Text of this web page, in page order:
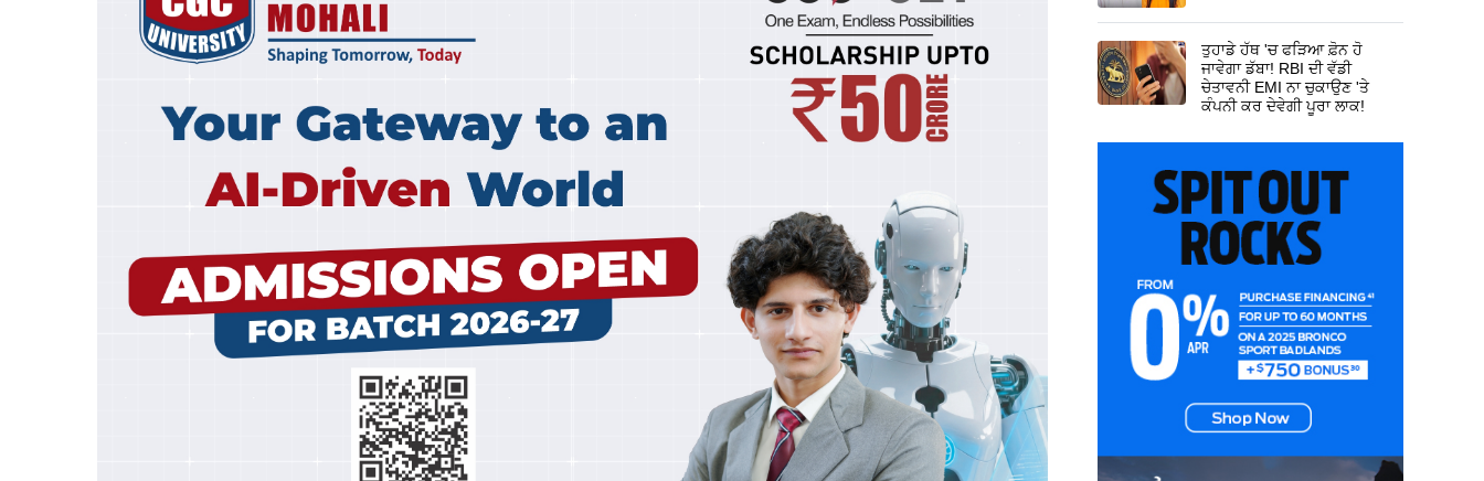
ਤੁਹਾਡੇ ਹੱਥ 'ਚ ਫੜਿਆ ਫ਼ੋਨ ਹੋ
ਜਾਵੇਗਾ ਡੱਬਾ! RBI ਦੀ ਵੱਡੀ
ਚੇਤਾਵਨੀ EMI ਨਾ ਚੁਕਾਉਣ 'ਤੇ
ਕੰਪਨੀ ਕਰ ਦੇਵੇਗੀ ਪੂਰਾ ਲਾਕ!